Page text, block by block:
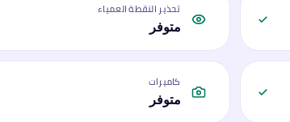
تحذير النقطة العمياء
متوفر
كاميرات
متوفر